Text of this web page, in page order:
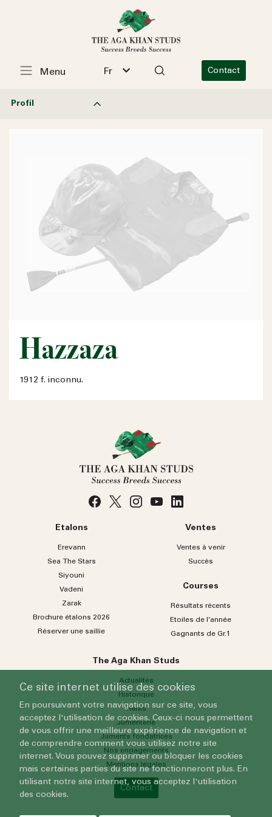
Fr Contact
Menu
Profil
Hazzaza
1912 f. inconnu.
Etalons
Erevann
Sea TheStars
Siyouni
Vadeni
Zarak
Brochure étalons 2026
Réserver une saillie
Ventes
Ventes à venir
Succès
Courses
Résultats récents
Etoiles de l’année
Gagnants de Gr.1
The Aga Khan Studs
Actualités
Historique
Haras
Jumenterie
Juments fondatrices
Nos engagements
Mentions légales
Contact
Ce site internet utilise des cookies
En poursuivant votre navigation sur ce site, vous
acceptez l'utilisation de cookies. Ceux-ci nous permettent
de vous offrir une meilleure expérience de navigation et
de comprendre comment vous utilisez notre site
internet. Vous pouvez supprimer ou bloquer les cookies
mais certaines parties du site ne fonctionneront plus. En
utilisant notre site internet, vous acceptez l'utilisation
des cookies.